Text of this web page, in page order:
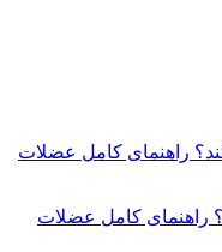
راهنمای کامل عضلات